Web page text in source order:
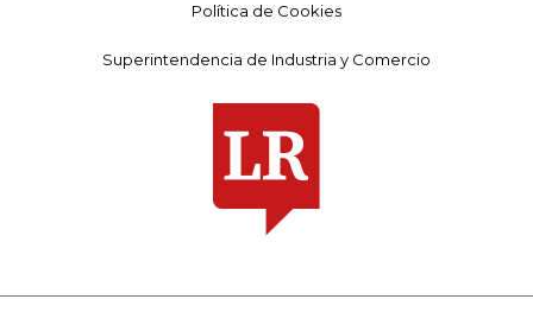
Política de Cookies
Superintendencia de Industria y Comercio